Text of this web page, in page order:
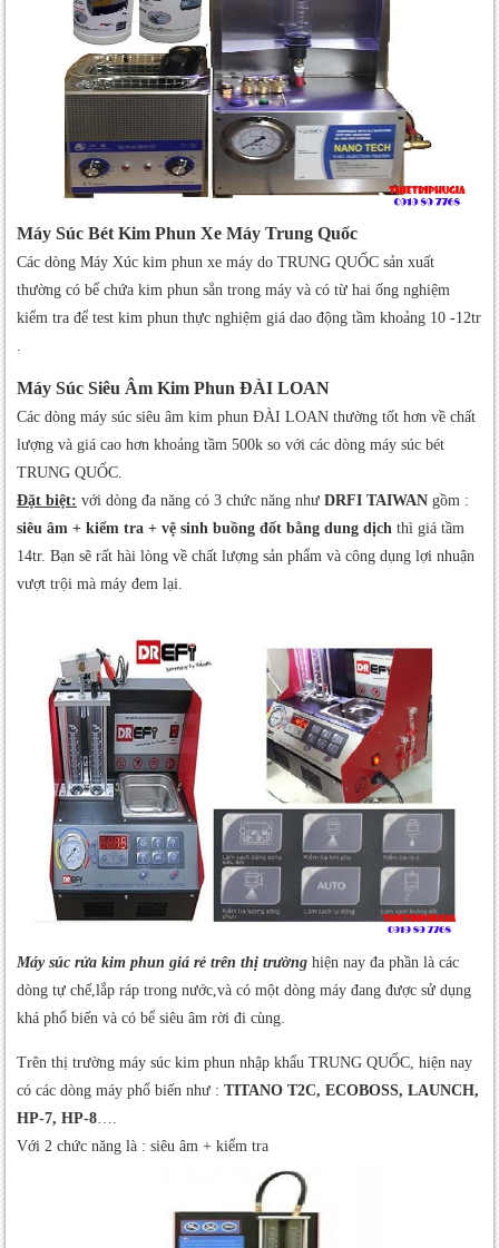
Máy Súc Bét Kim Phun Xe Máy Trung Quốc
Các dòng Máy Xúc kim phun xe máy do TRUNG QUỐC sản xuất
thường có bể chứa kim phun sẳn trong máy và có từ hai ống nghiệm
kiểm tra để test kim phun thực nghiệm giá dao động tầm khoảng 10 -12tr
Máy Súc Siêu Âm Kim Phun ĐÀI LOAN
Các dòng máy súc siêu âm kim phun ĐÀI LOAN thường tốt hơn về chất
lượng và giá cao hơn khoảng tầm 500k so với các dòng máy súc bét
TRUNG QUỐC.
Đặt biệt: với dòng đa năng có 3 chức năng như DRFI TAIWAN gồm :
siêu âm + kiểm tra + vệ sinh buồng đốt bằng dung dịch thì giá tầm
14tr. Bạn sẽ rất hài lòng về chất lượng sản phẩm và công dụng lợi nhuận
vượt trội mà máy đem lại.
Máy súc rửa kim phun giá rẻ trên thị trường hiện nay đa phần là các
dòng tự chế,lắp ráp trong nước,và có một dòng máy đang được sử dụng
khá phổ biến và có bể siêu âm rời đi cùng.
Trên thị trường máy súc kim phun nhập khẩu TRUNG QUỐC, hiện nay
có các dòng máy phổ biến như : TITANO T2C, ECOBOSS, LAUNCH,
HP-7, HP-8
Với 2 chức năng là : siêu âm + kiểm tra